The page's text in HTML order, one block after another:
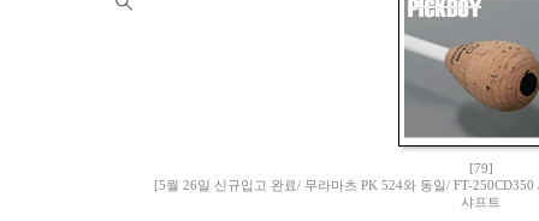
[79]
[5월 26일 신규입고 완료/ 무라마츠 PK 524와 동일/ FT-
샤프트